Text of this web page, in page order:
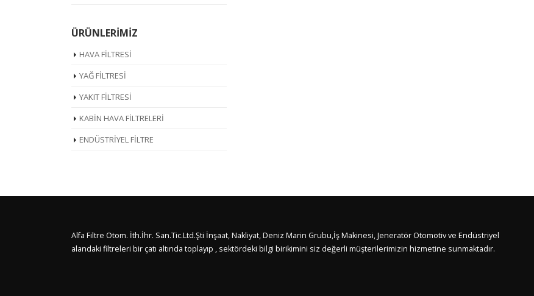
ÜRÜNLERİMİZ
HAVA FİLTRESİ
YAĞ FİLTRESİ
YAKIT FİLTRESİ
KABİN HAVA FİLTRELERİ
ENDÜSTRİYEL FİLTRE
Alfa Filtre Otom. İth.İhr. San.Tic.Ltd.Şti İnşaat, Nakliyat, Deniz Marin Grubu,İş Makinesi, Jeneratör Otomotiv ve Endüstriyel
alandaki filtreleri bir çatı altında toplayıp , sektördeki bilgi birikimini siz değerli müşterilerimizin hizmetine sunmaktadır.